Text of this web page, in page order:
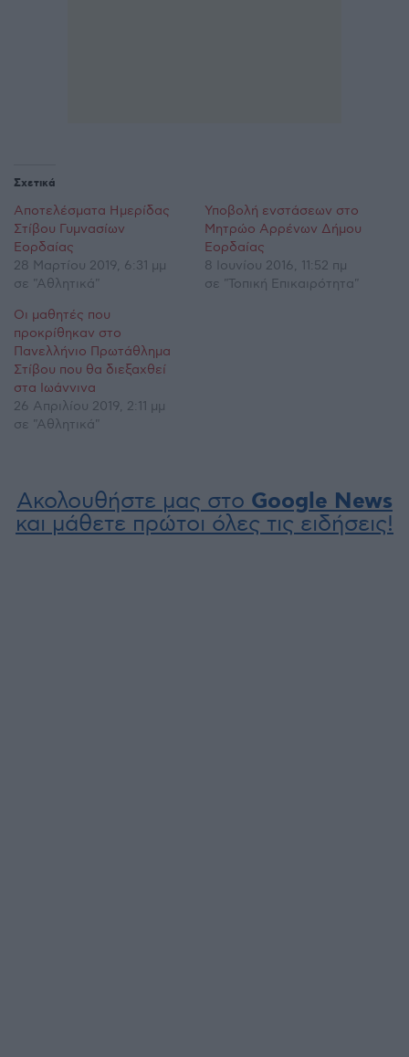
Σχετικά
Αποτελέσματα Ημερίδας
Στίβου Γυμνασίων
Εορδαίας
28 Μαρτίου 2019, 6:31 μμ
σε "Αθλητικά"
Υποβολή ενστάσεων στο
Μητρώο Αρρένων Δήμου
Εορδαίας
8 Ιουνίου 2016, 11:52 πμ
σε "Τοπική Επικαιρότητα"
Οι μαθητές που
προκρίθηκαν στο
Πανελλήνιο Πρωτάθλημα
Στίβου που θα διεξαχθεί
στα Ιωάννινα
26 Απριλίου 2019, 2:11 μμ
σε "Αθλητικά"
Ακολουθήστε μας στο Google News
και μάθετε πρώτοι όλες τις ειδήσεις!